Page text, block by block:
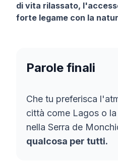
di vita rilassato,
forte legame con la
Parole finali
Che tu preferisca
città come Lagos o
nella Serra de
qualcosa per tutti.